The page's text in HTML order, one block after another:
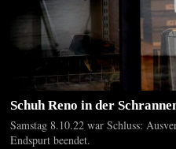
Schuh Reno in der
Samstag 8.10.22 war Schluss:
Endspurt beendet.